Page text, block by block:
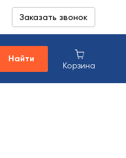
Заказать звонок
Найти
Корзина